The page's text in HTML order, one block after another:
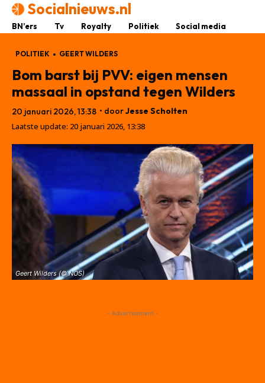
Socialnieuws.nl
BN’ers Tv Royalty Politiek Social media
POLITIEK GEERT WILDERS
Bom barst bij PVV: eigen mensen
massaal in opstand tegen Wilders
20 januari 2026, 13:38 • doorJesse Scholten
Laatste update: 20 januari 2026, 13:38
Geert Wilders (© NOS)
- Advertisement -